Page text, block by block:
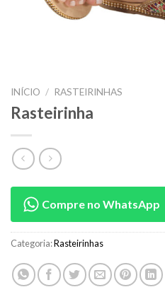
INÍCIO / RASTEIRINHAS
Rasteirinha
Compre no WhatsApp
Categoria:Rasteirinhas